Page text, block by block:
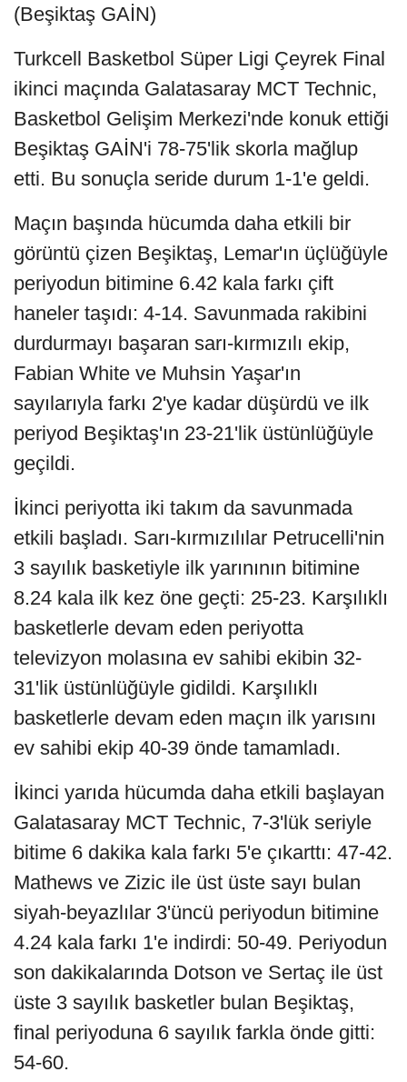
(Beşiktaş GAİN)
Turkcell Basketbol Süper Ligi Çeyrek Final
ikinci maçında Galatasaray MCT Technic,
Basketbol Gelişim Merkezi'nde konuk ettiği
Beşiktaş GAİN'i 78-75'lik skorla mağlup
etti. Bu sonuçla seride durum 1-1'e geldi.
Maçın başında hücumda daha etkili bir
görüntü çizen Beşiktaş, Lemar'ın üçlüğüyle
periyodun bitimine 6.42 kala farkı çift
haneler taşıdı: 4-14. Savunmada rakibini
durdurmayı başaran sarı-kırmızılı ekip,
Fabian White ve Muhsin Yaşar'ın
sayılarıyla farkı 2'ye kadar düşürdü ve ilk
periyod Beşiktaş'ın 23-21'lik üstünlüğüyle
geçildi.
İkinci periyotta iki takım da savunmada
etkili başladı. Sarı-kırmızılılar Petrucelli'nin
3 sayılık basketiyle ilk yarınının bitimine
8.24 kala ilk kez öne geçti: 25-23. Karşılıklı
basketlerle devam eden periyotta
televizyon molasına ev sahibi ekibin 32-
31'lik üstünlüğüyle gidildi. Karşılıklı
basketlerle devam eden maçın ilk yarısını
ev sahibi ekip 40-39 önde tamamladı.
İkinci yarıda hücumda daha etkili başlayan
Galatasaray MCT Technic, 7-3'lük seriyle
bitime 6 dakika kala farkı 5'e çıkarttı: 47-42.
Mathews ve Zizic ile üst üste sayı bulan
siyah-beyazlılar 3'üncü periyodun bitimine
4.24 kala farkı 1'e indirdi: 50-49. Periyodun
son dakikalarında Dotson ve Sertaç ile üst
üste 3 sayılık basketler bulan Beşiktaş,
final periyoduna 6 sayılık farkla önde gitti:
54-60.